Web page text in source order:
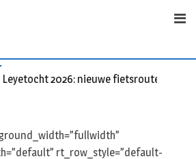
Leyetocht 2026: nieuwe fietsroutes
rt_row_style=”default-